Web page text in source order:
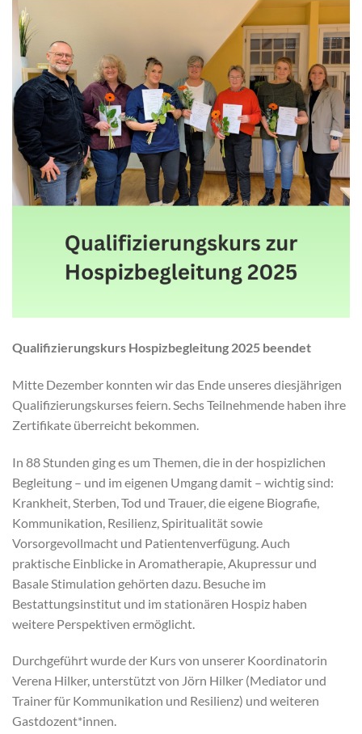
Qualifizierungskurs Hospizbegleitung 2025 beendet
Mitte Dezember konnten wir das Ende unseres diesjährigen
Qualifizierungskurses feiern. Sechs Teilnehmende haben ihre
Zertifikate überreicht bekommen.
In 88 Stunden ging es um Themen, die in der hospizlichen
Begleitung – und im eigenen Umgang damit – wichtig sind:
Krankheit, Sterben, Tod und Trauer, die eigene Biografie,
Kommunikation, Resilienz, Spiritualität sowie
Vorsorgevollmacht und Patientenverfügung. Auch
praktische Einblicke in Aromatherapie, Akupressur und
Basale Stimulation gehörten dazu. Besuche im
Bestattungsinstitut und im stationären Hospiz haben
weitere Perspektiven ermöglicht.
Durchgeführt wurde der Kurs von unserer Koordinatorin
Verena Hilker, unterstützt von Jörn Hilker (Mediator und
Trainer für Kommunikation und Resilienz) und weiteren
Gastdozent*innen.